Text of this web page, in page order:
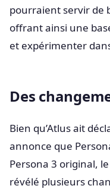
pourraient servir de
offrant ainsi une
et expérimenter
Des
Bien qu’Atlus ait
annonce que
Persona 3 original,
révélé plusieurs